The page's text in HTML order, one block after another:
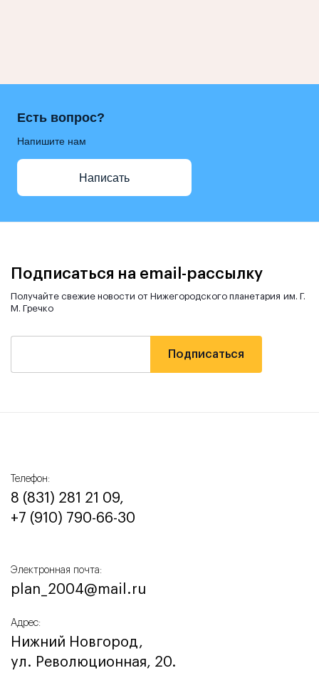
Есть вопрос?
Напишите нам
Написать
Подписаться на email-рассылку
Получайте свежие новости от Нижегородского планетария им. Г.
М. Гречко
Телефон:
8 (831) 281 21 09,
+7 (910) 790-66-30‬
Электронная почта:
plan_2004@mail.ru
Адрес:
Нижний Новгород,
ул. Революционная, 20.